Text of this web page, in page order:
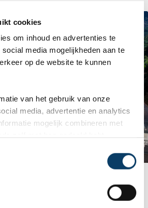
cookies
om inhoud en advertenties te
media mogelijkheden aan te
op de website te kunnen
van het gebruik van onze
media, advertentie en analytics
mogelijk combineren met
in de Ourika vallei,